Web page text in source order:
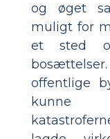
og øget
muligt for
et sted
offentlige
kunne